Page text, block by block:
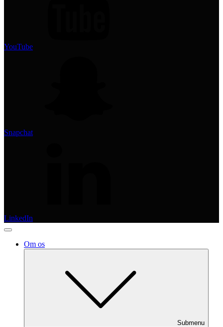
YouTube
Snapchat
LinkedIn
Om os
Submenu